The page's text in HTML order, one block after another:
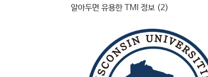
알아두면 유용한 TMI 정보 (2)